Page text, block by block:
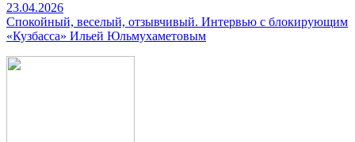
23.04.2026
Спокойный, веселый, отзывчивый. Интервью с блокирующим
«Кузбасса» Ильей Юльмухаметовым